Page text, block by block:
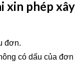
xin phép xây
đơn.
có dấu của đơn